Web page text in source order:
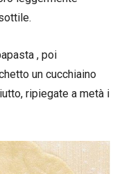
, poi
un cucchiaino
ripiegate a metà i